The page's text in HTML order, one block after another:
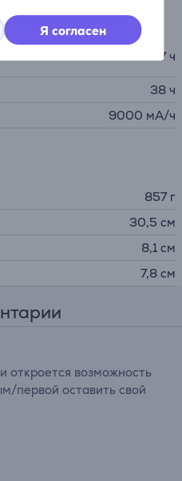
Я согласен
7 ч
38 ч
9000 мА/ч
857 г
30,5 см
8,1 см
7,8 см
откроется возможность
первой оставить свой